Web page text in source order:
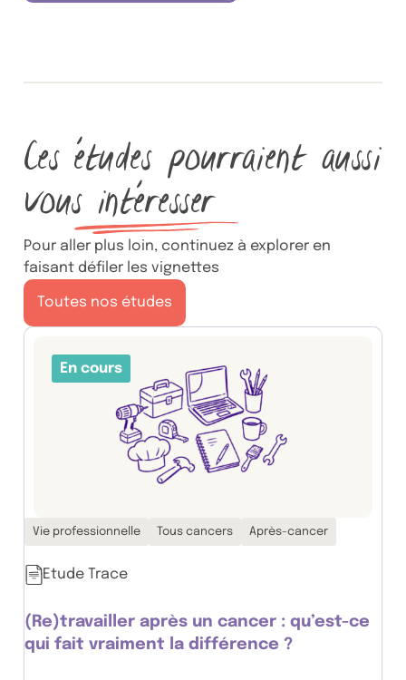
Ces études pourraient aussi
vous intéresser
Pour aller plus loin, continuez à explorer en
faisant défiler les vignettes
Toutes nos études
En cours
Thématiques associées :
Vie professionnelle Tous cancers Après-cancer
Etude Trace
(Re)travailler après un cancer : qu’est-ce
qui fait vraiment la différence ?